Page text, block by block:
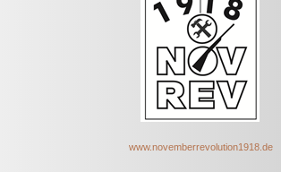
www.novemberrevolution1918.de